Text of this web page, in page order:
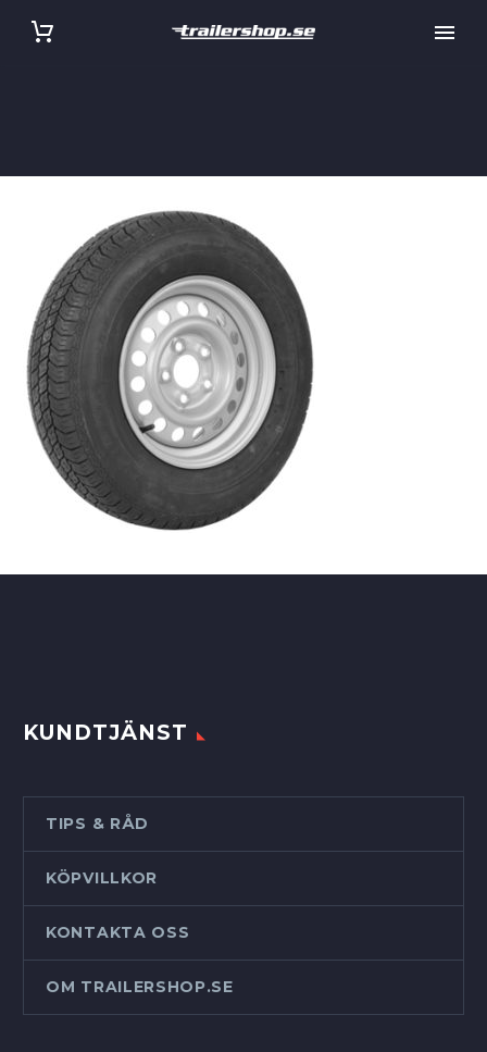
KUNDTJÄNST
TIPS & RÅD
KÖPVILLKOR
KONTAKTA OSS
OM TRAILERSHOP.SE